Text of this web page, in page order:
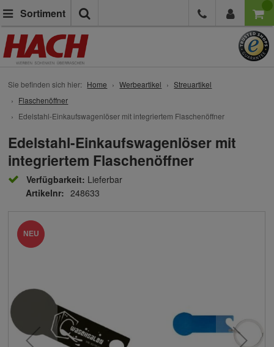
Sortiment
Sie befinden sich hier: Home Werbeartikel
Streuartikel
Flaschenöffner
Edelstahl-Einkaufswagenlöser mit integriertem Flaschenöffner
Edelstahl-Einkaufswagenlöser mit
integriertem Flaschenöffner
Verfügbarkeit: Lieferbar
Artikelnr: 248633
NEU